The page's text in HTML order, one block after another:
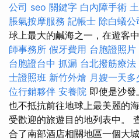
公司 seo 關鍵字 白內障手術
脹氣按摩服務 記帳士 除白蟻公
球上最大的鹹海之一，在遊客
師事務所 假牙費用 台胞證照片
台胞證台中 抓漏 台北撥筋療法
士證照班 新竹外燴 月嫂一天多
位行銷夥伴 安養院 即使是沙
也不抵抗前往地球上最美麗的
受歡迎的旅遊目的地列表中。
合了南部酒店相關地區一個大